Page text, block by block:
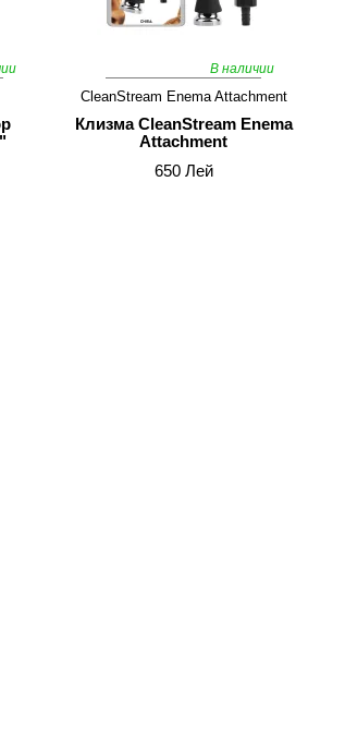
В наличии
CleanStream Enema Attachment
Клизма CleanStream Enema
Attachment
650 Лей